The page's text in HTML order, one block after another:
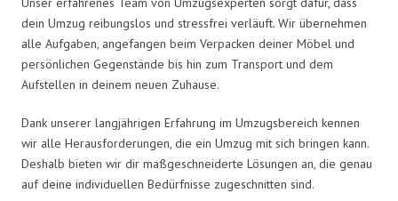
dein Umzug reibungslos und stressfrei verläuft. Wir übernehmen
alle Aufgaben, angefangen beim Verpacken deiner Möbel und
persönlichen Gegenstände bis hin zum Transport und dem
Aufstellen in deinem neuen Zuhause.
Dank unserer langjährigen Erfahrung im Umzugsbereich kennen
wir alle Herausforderungen, die ein Umzug mit sich bringen kann.
Deshalb bieten wir dir maßgeschneiderte Lösungen an, die genau
auf deine individuellen Bedürfnisse zugeschnitten sind.